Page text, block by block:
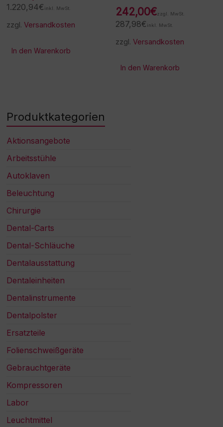
1.220,94€ inkl. MwSt.
zzgl.Versandkosten
In den Warenkorb
242,00€zzgl. MwSt.
287,98€ inkl. MwSt.
zzgl.Versandkosten
In den Warenkorb
Produktkategorien
Aktionsangebote
Arbeitsstühle
Autoklaven
Beleuchtung
Chirurgie
Dental-Carts
Dental-Schläuche
Dentalausstattung
Dentaleinheiten
Dentalinstrumente
Dentalpolster
Ersatzteile
Folienschweißgeräte
Gebrauchtgeräte
Kompressoren
Labor
Leuchtmittel